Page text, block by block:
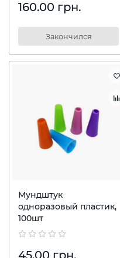
160.00 грн.
Закончился
Мундштук
одноразовый пластик,
100шт
45.00 грн.